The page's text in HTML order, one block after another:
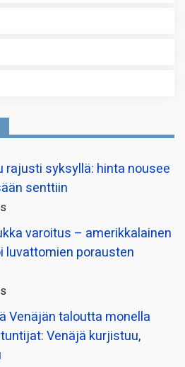
rajusti syksyllä: hinta nousee
senttiin
varoitus – amerikkalainen
luvattomien porausten
Venäjän taloutta monella
Venäjä kurjistuu,